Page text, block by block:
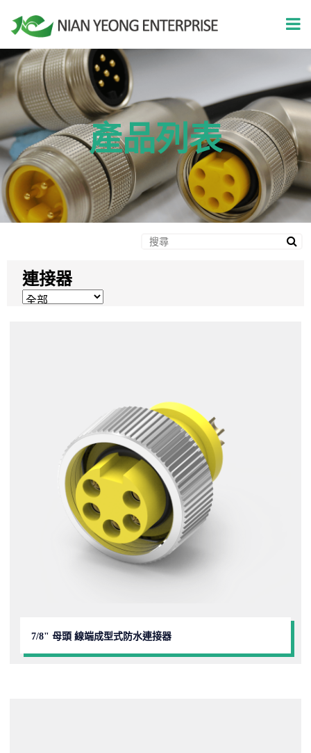
產品列表
連接器
7/8" 母頭 線端成型式防水連接器